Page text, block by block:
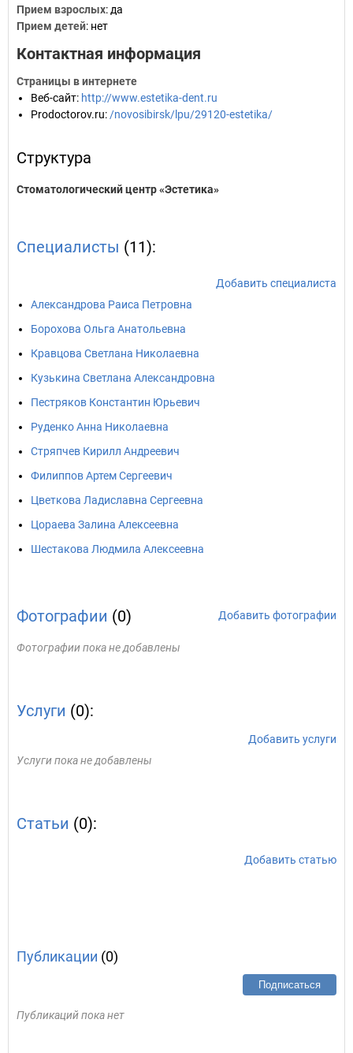
Прием взрослых: да
Прием детей: нет
Контактная информация
Страницы в интернете
Веб-сайт: http://www.estetika-dent.ru
Prodoctorov.ru: /novosibirsk/lpu/29120-estetika/
Структура
Стоматологический центр «Эстетика»
Специалисты (11):
Добавить специалиста
Александрова Раиса Петровна
Борохова Ольга Анатольевна
Кравцова Светлана Николаевна
Кузькина Светлана Александровна
Пестряков Константин Юрьевич
Руденко Анна Николаевна
Стряпчев Кирилл Андреевич
Филиппов Артем Сергеевич
Цветкова Ладиславна Сергеевна
Цораева Залина Алексеевна
Шестакова Людмила Алексеевна
Фотографии (0) Добавить фотографии
Фотографии пока не добавлены
Услуги (0):
Добавить услуги
Услуги пока не добавлены
Статьи (0):
Добавить статью
Публикации (0)
Подписаться
Публикаций пока нет